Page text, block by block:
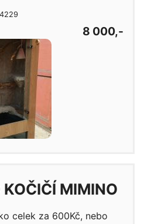
8 000,-
MIMINO
celek za 600Kč, nebo